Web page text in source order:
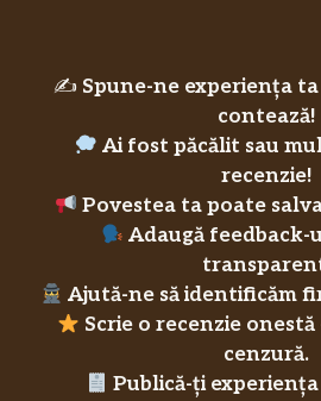
✍️ Spune-ne experiența
contează!
Ai fost păcălit sau
recenzie!
Povestea ta poate
Adaugă feedback-
Ajută-ne să identificăm
Scrie o recenzie
cenzură.
Publică-ți